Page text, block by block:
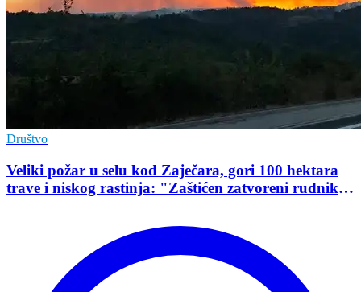
Društvo
Veliki požar u selu kod Zaječara, gori 100 hektara
trave i niskog rastinja: "Zaštićen zatvoreni rudnik